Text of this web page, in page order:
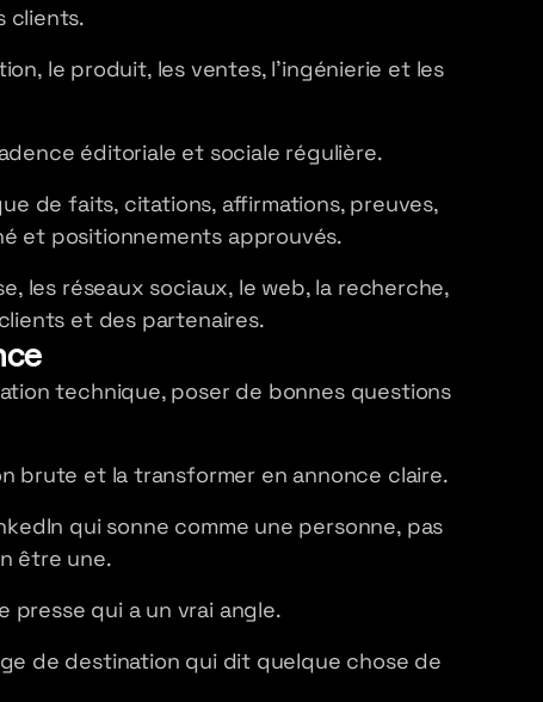
clients.
le produit, les ventes, l'ingénierie et les
éditoriale et sociale régulière.
de faits, citations, affirmations, preuves,
et positionnements approuvés.
les réseaux sociaux, le web, la recherche,
et des partenaires.
technique, poser de bonnes questions
brute et la transformer en annonce claire.
qui sonne comme une personne, pas
être une.
presse qui a un vrai angle.
de destination qui dit quelque chose de